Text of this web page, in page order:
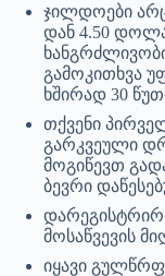
ჯილდოები
დან 4.50
გამოკითხვა
ხშირად 30
თქვენი
გარკვეული
მოგიწევთ
ბევრი
მოსაწვევის
იყავი